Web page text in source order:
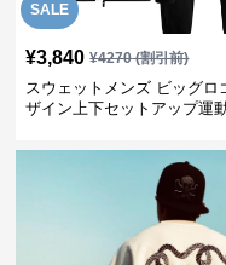
SALE
¥3,840 ¥4270(割引前)
スウェットメンズ ビッグロ
ザイン上下セットアップ運